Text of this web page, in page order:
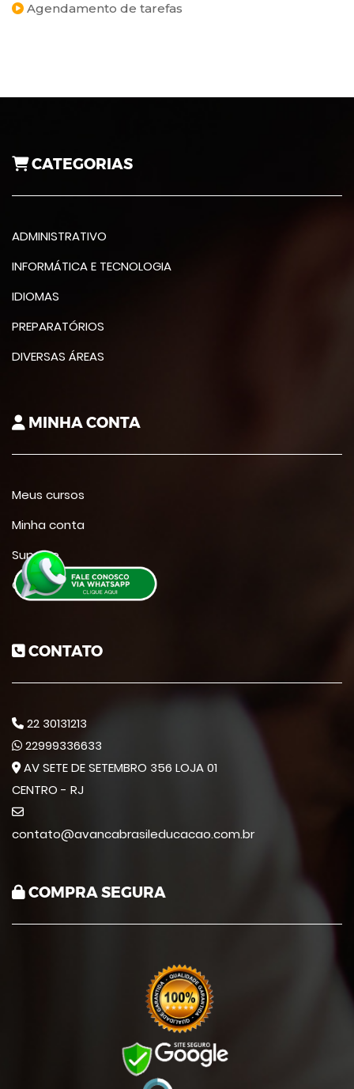
Agendamento de tarefas
CATEGORIAS
ADMINISTRATIVO
INFORMÁTICA E TECNOLOGIA
IDIOMAS
PREPARATÓRIOS
DIVERSAS ÁREAS
MINHA CONTA
Meus cursos
Minha conta
Suporte
Contato
CONTATO
22 30131213
22999336633
AV SETE DE SETEMBRO 356 LOJA 01
CENTRO - RJ
contato@avancabrasileducacao.com.br
COMPRA SEGURA